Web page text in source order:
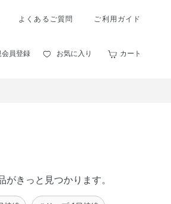
よくあるご質問 ご利用ガイド
会員登録 お気に入り カート
きっと見つかります。